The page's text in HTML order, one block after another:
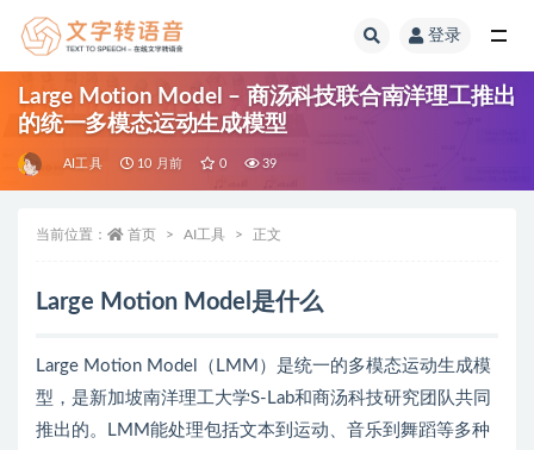
登录
Large Motion Model – 商汤科技联合南洋理工推出
的统一多模态运动生成模型
AI工具 10 月前 0 39
当前位置： 首页 AI工具 正文
Large Motion Model是什么
Large Motion Model（LMM）是统一的多模态运动生成模
型，是新加坡南洋理工大学S-Lab和商汤科技研究团队共同
推出的。LMM能处理包括文本到运动、音乐到舞蹈等多种